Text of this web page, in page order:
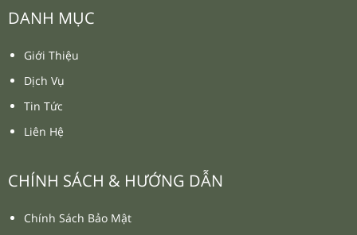
DANH MỤC
Giới Thiệu
Dịch Vụ
Tin Tức
Liên Hệ
CHÍNH SÁCH & HƯỚNG DẪN
Chính Sách Bảo Mật